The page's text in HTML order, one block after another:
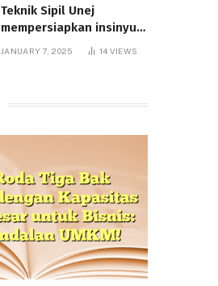
Teknik Sipil Unej
mempersiapkan insinyur
inovatif untuk masa
JANUARY 7, 2025 14 VIEWS